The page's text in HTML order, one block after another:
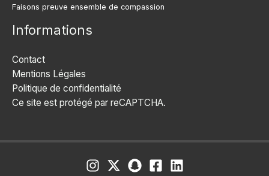
Faisons preuve ensemble de compassion
Informations
Contact
Mentions Légales
Politique de confidentialité
Ce site est protégé par reCAPTCHA.